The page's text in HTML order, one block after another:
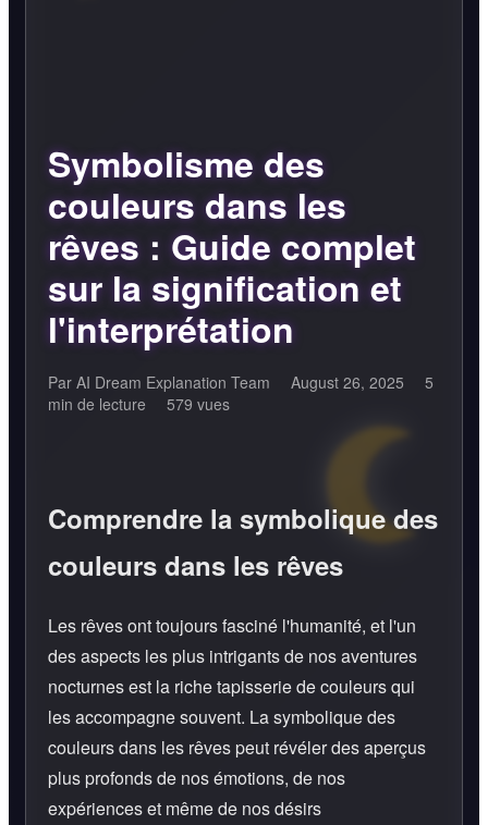
Symbolisme des
couleurs dans les
rêves : Guide complet
sur la signification et
l'interprétation
Par AI Dream Explanation Team August 26, 2025
5
min de lecture
579 vues
Comprendre la symbolique des
couleurs dans les rêves
Les rêves ont toujours fasciné l'humanité, et l'un
des aspects les plus intrigants de nos aventures
nocturnes est la riche tapisserie de couleurs qui
les accompagne souvent. La symbolique des
couleurs dans les rêves peut révéler des aperçus
plus profonds de nos émotions, de nos
expériences et même de nos désirs